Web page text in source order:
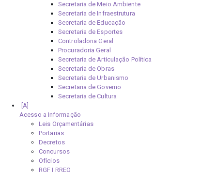
Secretaria de Meio Ambiente
Secretaria de Infraestrutura
Secretaria de Educação
Secretaria de Esportes
Controladoria Geral
Procuradoria Geral
Secretaria de Articulação Política
Secretaria de Obras
Secretaria de Urbanismo
Secretaria de Governo
Secretaria de Cultura
Acesso a Informação
Leis Orçamentárias
Portarias
Decretos
Concursos
Ofícios
RGF | RREO